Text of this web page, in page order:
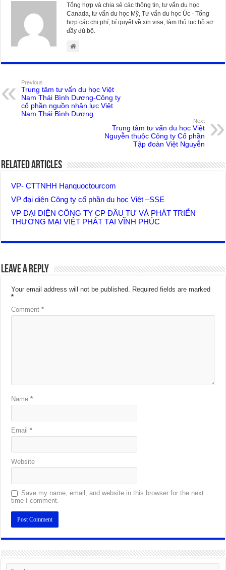
Tổng hợp và chia sẻ các thông tin, tư vấn du học
Canada, tư vấn du học Mỹ, Tư vấn du học Úc - Tổng
hợp các chi phí, bí quyết về xin visa, làm thủ tục hồ sơ
đầy đủ bộ.
Previous
Trung tâm tư vấn du học Việt
Nam Thái Bình Dương-Công ty
cổ phần nguồn nhân lực Việt
Nam Thái Bình Dương
Next
Trung tâm tư vấn du học Việt
Nguyễn thuộc Công ty Cổ phần
Tập đoàn Việt Nguyễn
Related Articles
VP- CTTNHH Hanquoctourcom
VP đại diện Công ty cổ phần du học Việt –SSE
VP ĐẠI DIỆN CÔNG TY CP ĐẦU TƯ VÀ PHÁT TRIỂN
THƯƠNG MẠI VIỆT PHÁT TẠI VĨNH PHÚC
Leave a Reply
Your email address will not be published. Required fields are marked
*
Comment*
Name*
Email*
Website
Save my name, email, and website in this browser for the next
time I comment.
Alternative: